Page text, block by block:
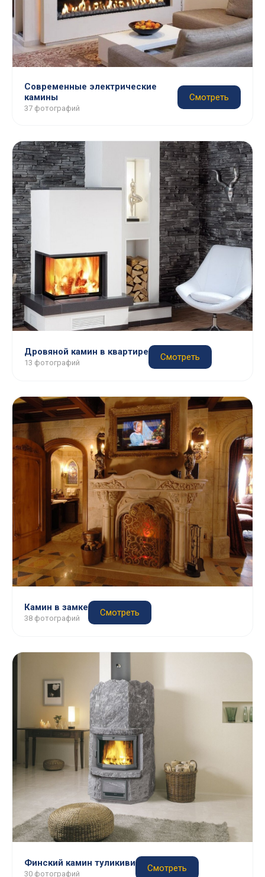
Современные электрические
камины
37 фотографий
Смотреть
Дровяной камин в квартире
13 фотографий
Смотреть
Камин в замке
38 фотографий
Смотреть
Финский камин туликиви
30 фотографий
Смотреть